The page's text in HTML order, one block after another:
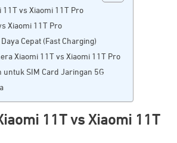
11T vs Xiaomi 11T Pro
Xiaomi 11T Pro
Cepat (Fast Charging)
Xiaomi 11T vs Xiaomi 11T Pro
untuk SIM Card Jaringan 5G
11T vs Xiaomi 11T